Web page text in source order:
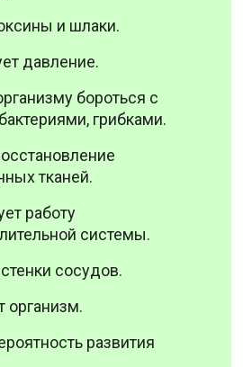
и шлаки.
давление.
бороться с
грибками.
тканей.
работу
системы.
сосудов.
организм.
развития